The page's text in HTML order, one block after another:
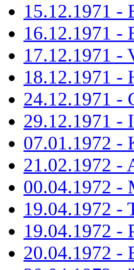
15.12.1971 -
16.12.1971 -
17.12.1971 -
18.12.1971 -
24.12.1971 -
29.12.1971 -
07.01.1972 -
21.02.1972 -
00.04.1972 -
19.04.1972 -
19.04.1972 -
20.04.1972 -